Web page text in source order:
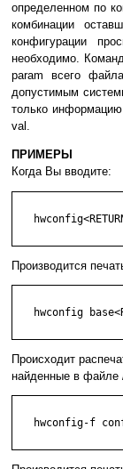
определенном по
комбинации
конфигурации
необходимо.
param всего
допустимым
только информацию
val.
ПРИМЕРЫ
Когда Вы вводите:
Производится
hwconfig
Происходит
найденные в файле
hwconfig-f